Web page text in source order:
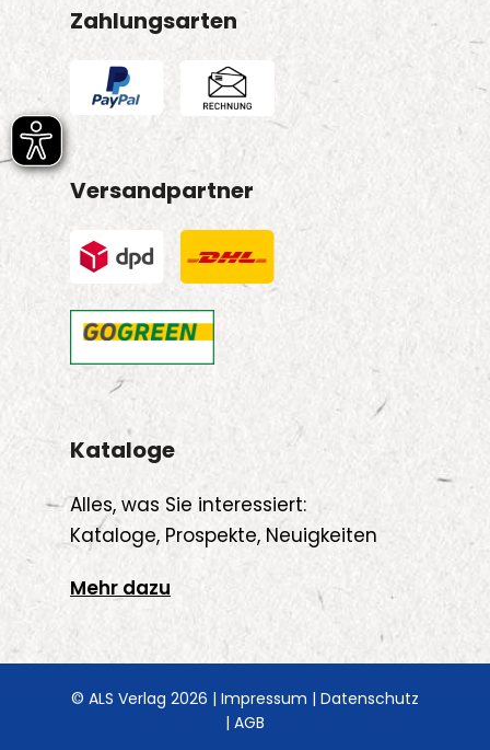
Zahlungsarten
Versandpartner
Kataloge
Alles, was Sie interessiert:
Kataloge, Prospekte, Neuigkeiten
Mehr dazu
© ALS Verlag 2026 | Impressum | Datenschutz
| AGB